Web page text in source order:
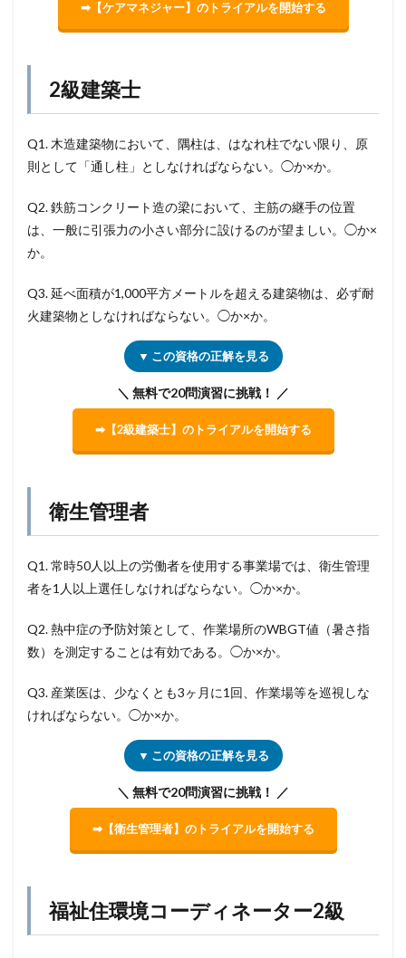
➡【ケアマネジャー】のトライアルを開始する
2級建築士
Q1. 木造建築物において、隅柱は、はなれ柱でない限り、原
則として「通し柱」としなければならない。◯か×か。
Q2. 鉄筋コンクリート造の梁において、主筋の継手の位置
は、一般に引張力の小さい部分に設けるのが望ましい。◯か×
か。
Q3. 延べ面積が1,000平方メートルを超える建築物は、必ず耐
火建築物としなければならない。◯か×か。
▼ この資格の正解を見る
＼ 無料で20問演習に挑戦！ ／
➡【2級建築士】のトライアルを開始する
衛生管理者
Q1. 常時50人以上の労働者を使用する事業場では、衛生管理
者を1人以上選任しなければならない。◯か×か。
Q2. 熱中症の予防対策として、作業場所のWBGT値（暑さ指
数）を測定することは有効である。◯か×か。
Q3. 産業医は、少なくとも3ヶ月に1回、作業場等を巡視しな
ければならない。◯か×か。
▼ この資格の正解を見る
＼ 無料で20問演習に挑戦！ ／
➡【衛生管理者】のトライアルを開始する
福祉住環境コーディネーター2級